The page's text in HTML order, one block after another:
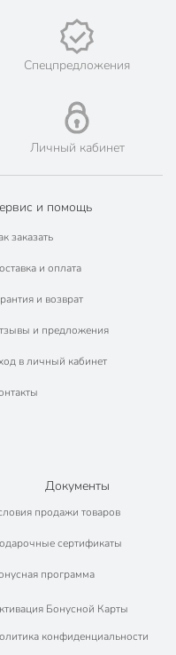
Интернет-гипермаркет
ведущих мировых
Спецпредложения
Личный кабинет
и помощь
заказать
и оплата
и возврат
и предложения
в личный кабинет
Документы
продажи товаров
сертификаты
программа
Бонусной Карты
конфиденциальности